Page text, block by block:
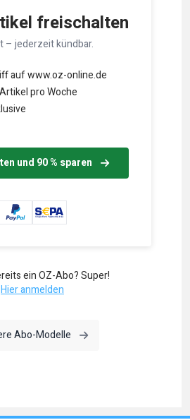
freischalten
– jederzeit kündbar.
auf www.oz-online.de
pro Woche
und 90 % sparen
ein OZ-Abo? Super!
Hier anmelden
Abo-Modelle